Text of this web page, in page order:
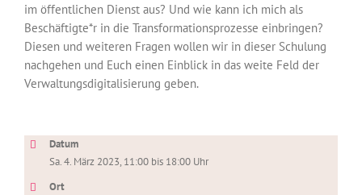
im öffentlichen Dienst aus? Und wie kann ich mich als
Beschäftigte*r in die Transformationsprozesse einbringen?
Diesen und weiteren Fragen wollen wir in dieser Schulung
nachgehen und Euch einen Einblick in das weite Feld der
Verwaltungsdigitalisierung geben.
Datum
Sa. 4. März 2023, 11:00 bis 18:00 Uhr
Ort